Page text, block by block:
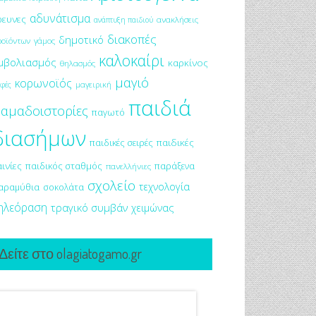
αδυνάτισμα ανάπτυξη παιδιού ανακλήσεις
γάμος δημοτικό διακοπές
θηλασμός καλοκαίρι καρκίνος
κορωνοϊός μαγειρική μαγιό
παγωτό παιδιά
παιδικές σειρές παιδικές
παιδικός σταθμός πανελλήνιες παράξενα
σοκολάτα σχολείο τεχνολογία
τραγικό συμβάν χειμώνας
στο olagiatogamo.gr